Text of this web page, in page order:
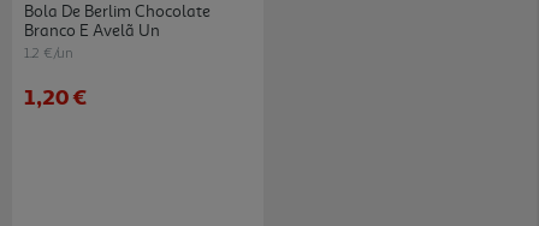
Bola De Berlim Chocolate
Branco E Avelã Un
1.2 €/un
1,20 €